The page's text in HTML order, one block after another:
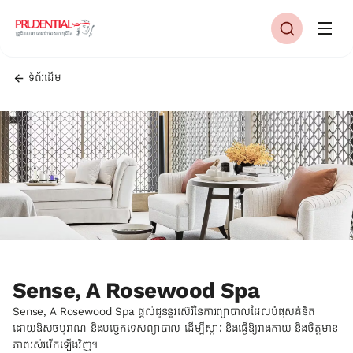
ទំព័រដើម
Sense, A Rosewood Spa
Sense, A Rosewood Spa ផ្តល់ជូននូវស៊េរីនៃការព្យាបាលដែលបំផុសគំនិត
ដោយឱសថបុរាណ និងបច្ចេកទេសព្យាបាល ដើម្បីស្តារ និងធ្វើឱ្យរាងកាយ និងចិត្តមាន
ភាពរស់រវើកឡើងវិញ។